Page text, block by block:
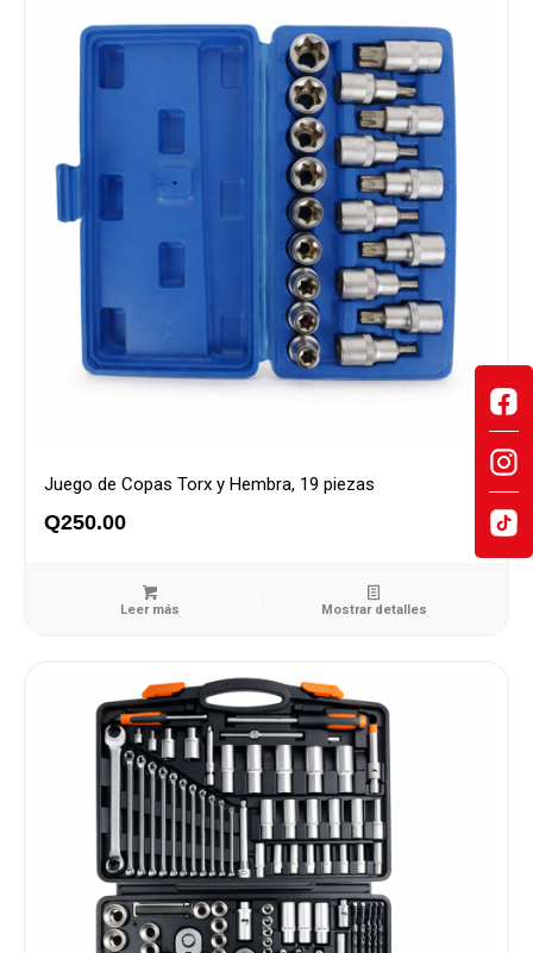
Juego de Copas Torx y Hembra, 19 piezas
Q250.00
Leer más Mostrar detalles